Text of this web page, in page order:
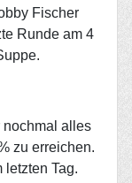
Fischer
Runde am 4
nochmal alles
zu erreichen.
letzten Tag.